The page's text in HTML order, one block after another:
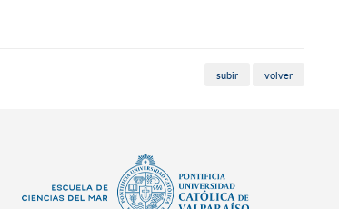
subir volver